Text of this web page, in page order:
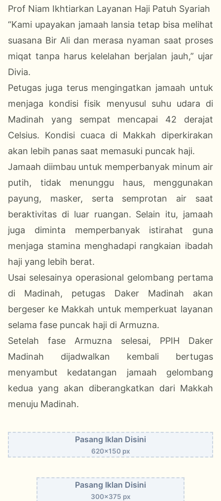
Prof Niam Ikhtiarkan Layanan Haji Patuh Syariah
“Kami upayakan jamaah lansia tetap bisa melihat
suasana Bir Ali dan merasa nyaman saat proses
miqat tanpa harus kelelahan berjalan jauh,” ujar
Divia.
Petugas juga terus mengingatkan jamaah untuk
menjaga kondisi fisik menyusul suhu udara di
Madinah yang sempat mencapai 42 derajat
Celsius. Kondisi cuaca di Makkah diperkirakan
akan lebih panas saat memasuki puncak haji.
Jamaah diimbau untuk memperbanyak minum air
putih, tidak menunggu haus, menggunakan
payung, masker, serta semprotan air saat
beraktivitas di luar ruangan. Selain itu, jamaah
juga diminta memperbanyak istirahat guna
menjaga stamina menghadapi rangkaian ibadah
haji yang lebih berat.
Usai selesainya operasional gelombang pertama
di Madinah, petugas Daker Madinah akan
bergeser ke Makkah untuk memperkuat layanan
selama fase puncak haji di Armuzna.
Setelah fase Armuzna selesai, PPIH Daker
Madinah dijadwalkan kembali bertugas
menyambut kedatangan jamaah gelombang
kedua yang akan diberangkatkan dari Makkah
menuju Madinah.
Pasang Iklan Disini
620x150 px
Pasang Iklan Disini
300x375 px